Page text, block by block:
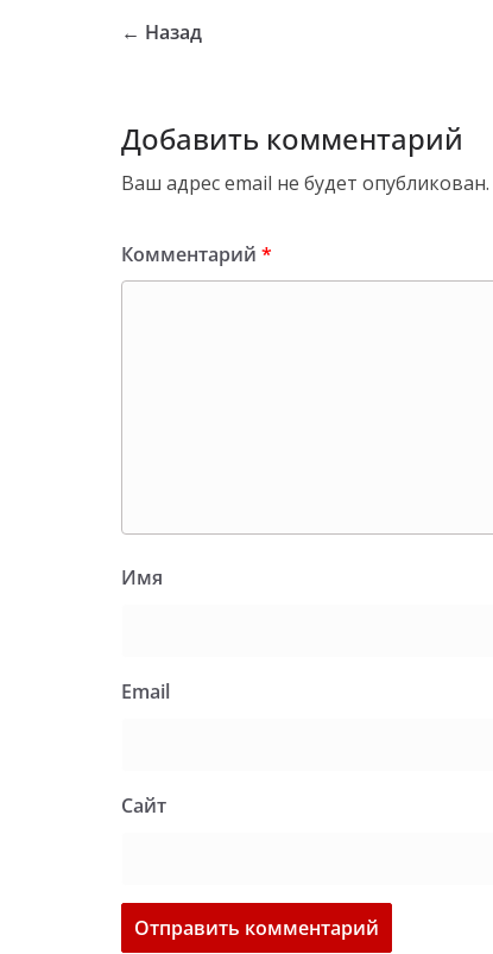
← Назад
Добавить комментарий
Ваш адрес email не будет опубликован.
Комментарий *
Имя
Email
Сайт